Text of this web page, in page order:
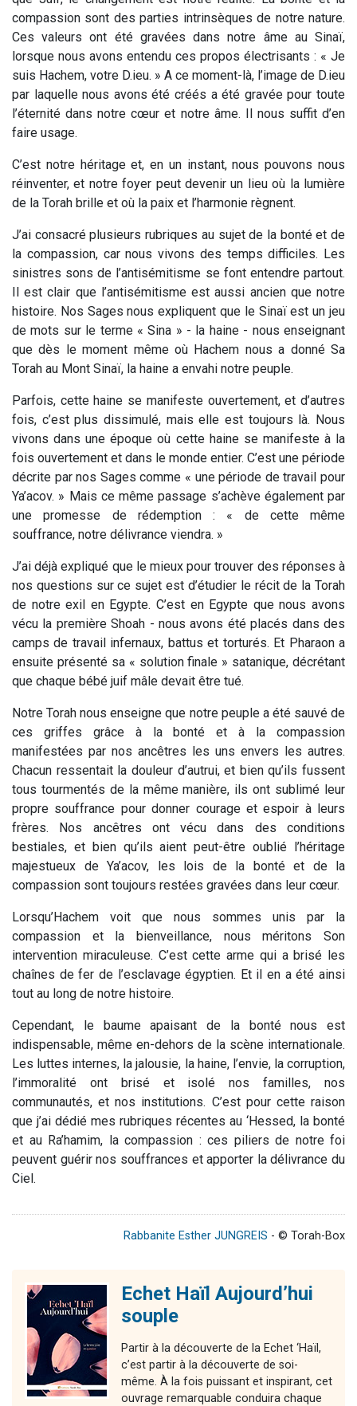
compassion sont des parties intrinsèques de notre nature.
Ces valeurs ont été gravées dans notre âme au Sinaï,
lorsque nous avons entendu ces propos électrisants : « Je
suis Hachem, votre D.ieu. » A ce moment-là, l’image de D.ieu
par laquelle nous avons été créés a été gravée pour toute
l’éternité dans notre cœur et notre âme. Il nous suffit d’en
faire usage.
C’est notre héritage et, en un instant, nous pouvons nous
réinventer, et notre foyer peut devenir un lieu où la lumière
de la Torah brille et où la paix et l’harmonie règnent.
J’ai consacré plusieurs rubriques au sujet de la bonté et de
la compassion, car nous vivons des temps difficiles. Les
sinistres sons de l’antisémitisme se font entendre partout.
Il est clair que l’antisémitisme est aussi ancien que notre
histoire. Nos Sages nous expliquent que le Sinaï est un jeu
de mots sur le terme « Sina » - la haine - nous enseignant
que dès le moment même où Hachem nous a donné Sa
Torah au Mont Sinaï, la haine a envahi notre peuple.
Parfois, cette haine se manifeste ouvertement, et d’autres
fois, c’est plus dissimulé, mais elle est toujours là. Nous
vivons dans une époque où cette haine se manifeste à la
fois ouvertement et dans le monde entier. C’est une période
décrite par nos Sages comme « une période de travail pour
Ya’acov. » Mais ce même passage s’achève également par
une promesse de rédemption : « de cette même
souffrance, notre délivrance viendra. »
J’ai déjà expliqué que le mieux pour trouver des réponses à
nos questions sur ce sujet est d’étudier le récit de la Torah
de notre exil en Egypte. C’est en Egypte que nous avons
vécu la première Shoah - nous avons été placés dans des
camps de travail infernaux, battus et torturés. Et Pharaon a
ensuite présenté sa « solution finale » satanique, décrétant
que chaque bébé juif mâle devait être tué.
Notre Torah nous enseigne que notre peuple a été sauvé de
ces griffes grâce à la bonté et à la compassion
manifestées par nos ancêtres les uns envers les autres.
Chacun ressentait la douleur d’autrui, et bien qu’ils fussent
tous tourmentés de la même manière, ils ont sublimé leur
propre souffrance pour donner courage et espoir à leurs
frères. Nos ancêtres ont vécu dans des conditions
bestiales, et bien qu’ils aient peut-être oublié l’héritage
majestueux de Ya’acov, les lois de la bonté et de la
compassion sont toujours restées gravées dans leur cœur.
Lorsqu’Hachem voit que nous sommes unis par la
compassion et la bienveillance, nous méritons Son
intervention miraculeuse. C’est cette arme qui a brisé les
chaînes de fer de l’esclavage égyptien. Et il en a été ainsi
tout au long de notre histoire.
Cependant, le baume apaisant de la bonté nous est
indispensable, même en-dehors de la scène internationale.
Les luttes internes, la jalousie, la haine, l’envie, la corruption,
l’immoralité ont brisé et isolé nos familles, nos
communautés, et nos institutions. C’est pour cette raison
que j’ai dédié mes rubriques récentes au ‘Hessed, la bonté
et au Ra’hamim, la compassion : ces piliers de notre foi
peuvent guérir nos souffrances et apporter la délivrance du
Ciel.
Rabbanite Esther JUNGREIS - © Torah-Box
Echet Haïl Aujourd’hui
souple
Partir à la découverte de la Echet ‘Haïl,
c’est partir à la découverte de soi-
même. À la fois puissant et inspirant, cet
ouvrage remarquable conduira chaque